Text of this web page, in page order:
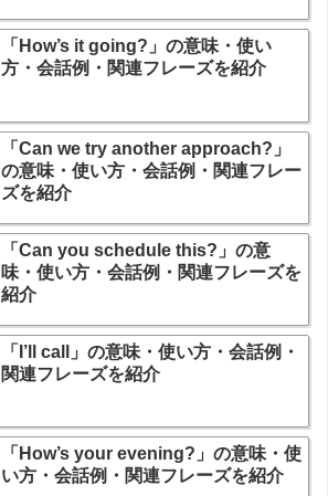
「How’s it going?」の意味・使い
方・会話例・関連フレーズを紹介
「Can we try another approach?」
の意味・使い方・会話例・関連フレー
ズを紹介
「Can you schedule this?」の意
味・使い方・会話例・関連フレーズを
紹介
「I’ll call」の意味・使い方・会話例・
関連フレーズを紹介
「How’s your evening?」の意味・使
い方・会話例・関連フレーズを紹介